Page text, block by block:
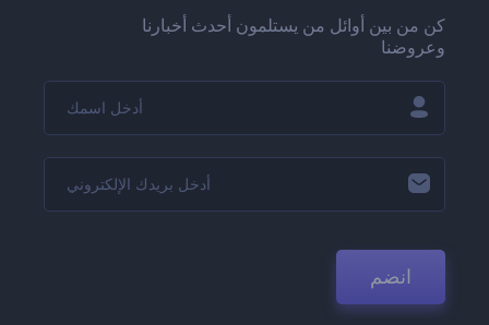
كن من بين أوائل من يستلمون أحدث أخبارنا
وعروضنا
انضم